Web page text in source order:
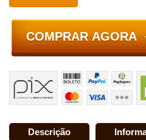
COMPRAR AGORA
Descrição